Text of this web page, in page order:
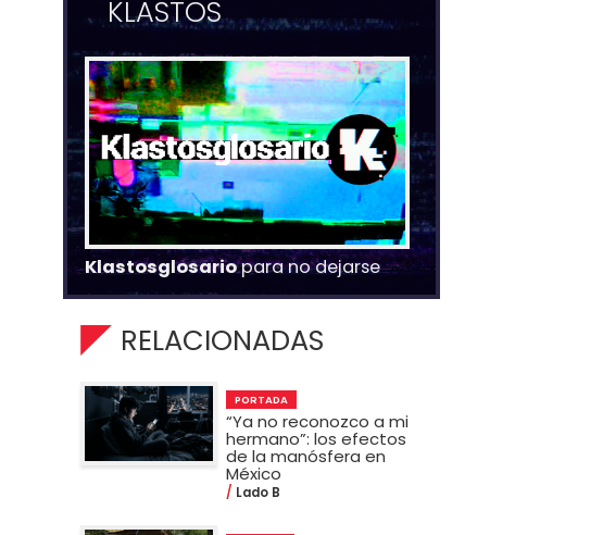
KLASTOS
Klastosglosariopara no dejarse
RELACIONADAS
PORTADA
“Ya no reconozco a mi
hermano”: los efectos
de la manósfera en
México
Lado B